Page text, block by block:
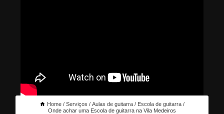
Home Serviços Aulas de guitarra
Escola de guitarra
Onde achar uma Escola de guitarra na Vila Medeiros